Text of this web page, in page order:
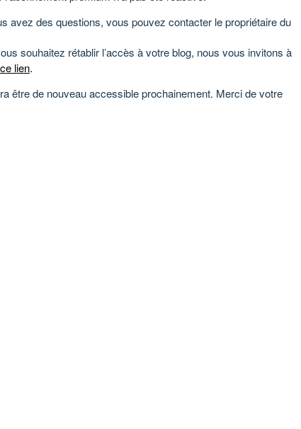
avez des questions, vous pouvez contacter le propriétaire du
souhaitez rétablir l’accès à votre blog, nous vous invitons à
ce lien.
être de nouveau accessible prochainement. Merci de votre